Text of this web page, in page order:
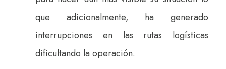
que adicionalmente, ha generado
interrupciones en las rutas logísticas
dificultando la operación.